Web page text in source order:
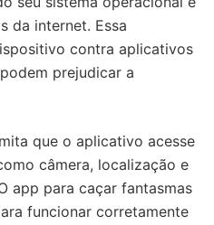
da internet. Essa
contra aplicativos
prejudicar a
que o aplicativo acesse
câmera, localização e
app para caçar fantasmas
funcionar corretamente